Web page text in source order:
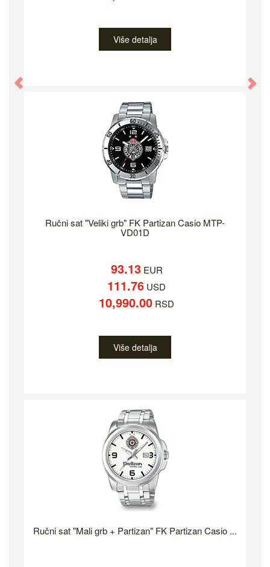
Više detalja
Ručni sat "Veliki grb" FK Partizan Casio MTP-
VD01D
93.13EUR
111.76 USD
10,990.00 RSD
Više detalja
Ručni sat "Mali grb + Partizan" FK Partizan Casio ...